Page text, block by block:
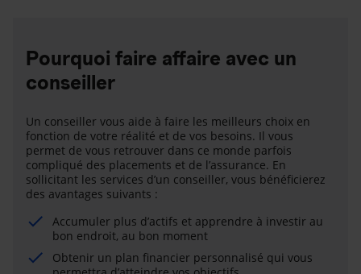
Pourquoi faire affaire avec un
conseiller
Un conseiller vous aide à faire les meilleurs choix en
fonction de votre réalité et de vos besoins. Il vous
permet de vous retrouver dans ce monde parfois
compliqué des placements et de l’assurance. En
sollicitant les services d’un conseiller, vous bénéficierez
des avantages suivants :
Accumuler plus d’actifs et apprendre à investir au
bon endroit, au bon moment
Obtenir un plan financier personnalisé qui vous